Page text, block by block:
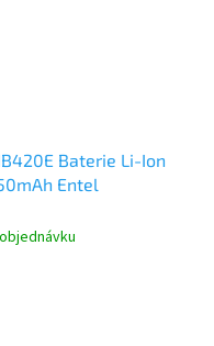
Baterie Li-Ion
Entel